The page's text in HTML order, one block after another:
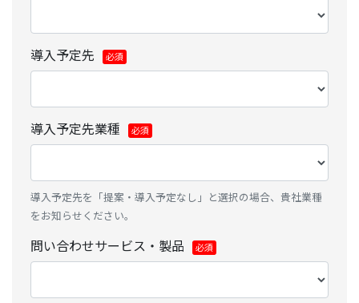
導入予定先
導入予定先業種
導入予定先を「提案・導入予定なし」と選択の場合、貴社業種
をお知らせください。
問い合わせサービス・製品